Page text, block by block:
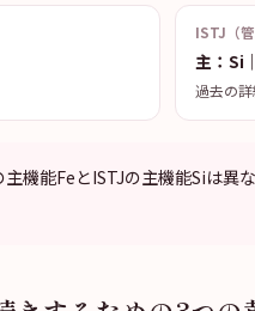
ISTJ（管
主：Si
過去の
主機能FeとISTJの主機能Siは異